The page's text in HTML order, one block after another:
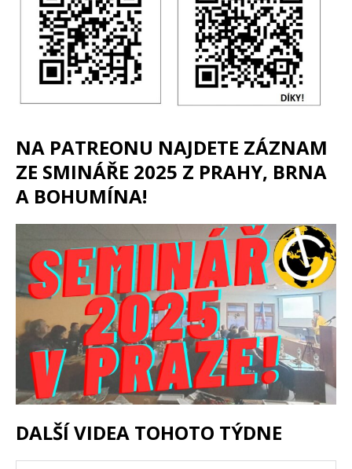
NA PATREONU NAJDETE ZÁZNAM
ZE SMINÁŘE 2025 Z PRAHY, BRNA
A BOHUMÍNA!
DALŠÍ VIDEA TOHOTO TÝDNE